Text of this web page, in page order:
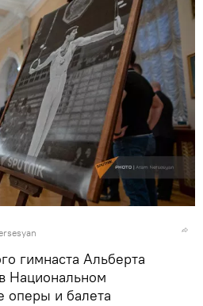
гимнаста Альберта
Национальном
оперы и балета